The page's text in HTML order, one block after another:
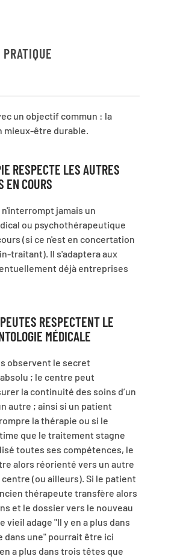
un objectif commun : la
mieux-être durable.
RESPECTE LES AUTRES
EN COURS
jamais un
ou psychothérapeutique
(si ce n'est en concertation
traitant). Il s'adaptera aux
déjà entreprises
RESPECTENT LE
MÉDICALE
observent le secret
; le centre peut
la continuité des soins d’un
autre ; ainsi si un patient
la thérapie ou si le
que le traitement stagne
toutes ses compétences, le
alors réorienté vers un autre
(ou ailleurs). Si le patient
thérapeute transfère alors
et le dossier vers le nouveau
vieil adage "Il y en a plus dans
dans une" pourrait être ici
a plus dans trois têtes que